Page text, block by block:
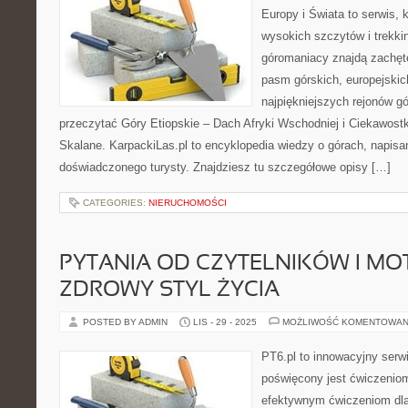
Europy i Świata to serwis,
wysokich szczytów i
góromaniacy znajdą
pasm górskich,
najpiękniejszych rejonów
przeczytać Góry Etiopskie – Dach Afryki Wschodniej i
Skalane. KarpackiLas.pl to encyklopedia wiedzy o górach,
doświadczonego turysty. Znajdziesz tu szczegółowe opisy […]
CATEGORIES: NIERUCHOMOŚCI
PYTANIA OD CZYTELNIKÓW I
ZDROWY STYL ŻYCIA
POSTED BY ADMIN LIS - 29 - 2025 MOŻLIWOŚĆ
PT6.pl to innowacyjny
poświęcony jest
efektywnym ćwiczeniom